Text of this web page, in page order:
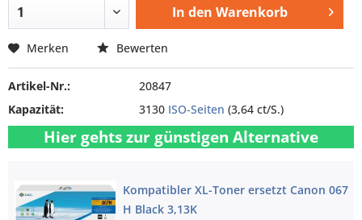
In den Warenkorb
Merken Bewerten
Artikel-Nr.:
20847
Kapazität:
3130 ISO-Seiten (3,64 ct/S.)
Hier gehts zur günstigen Alternative
Kompatibler XL-Toner ersetzt Canon 067
H Black 3,13K